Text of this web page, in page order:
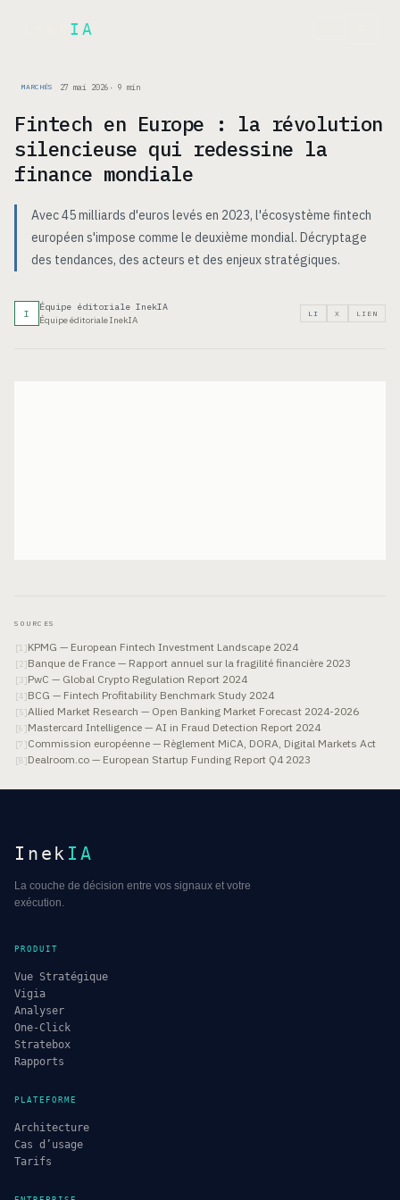
IA
MARCHÉS 27 mai 2026 · 9 min
Fintech en Europe : la révolution
silencieuse qui redessine la
finance mondiale
Avec 45 milliards d'euros levés en 2023, l'écosystème fintech
européen s'impose comme le deuxième mondial. Décryptage
des tendances, des acteurs et des enjeux stratégiques.
I
Équipe éditoriale InekIA
Équipe éditoriale InekIA
LI X LIEN
SOURCES
[1 ]KPMG — European Fintech Investment Landscape 2024
[2]Banque de France — Rapport annuel sur la fragilité financière 2023
[ 3]PwC — Global Crypto Regulation Report 2024
[4 ]BCG — Fintech Profitability Benchmark Study 2024
[5]Allied Market Research — Open Banking Market Forecast 2024-2026
[6 ]Mastercard Intelligence — AI in Fraud Detection Report 2024
[7 ]Commission européenne — Règlement MiCA, DORA, Digital Markets Act
[8]Dealroom.co — European Startup Funding Report Q4 2023
Inek IA
La couche de décision entre vos signaux et votre
exécution.
PRODUIT
Vue Stratégique
Vigia
Analyser
One-Click
Stratebox
Rapports
PLATEFORME
Architecture
Cas d’usage
Tarifs